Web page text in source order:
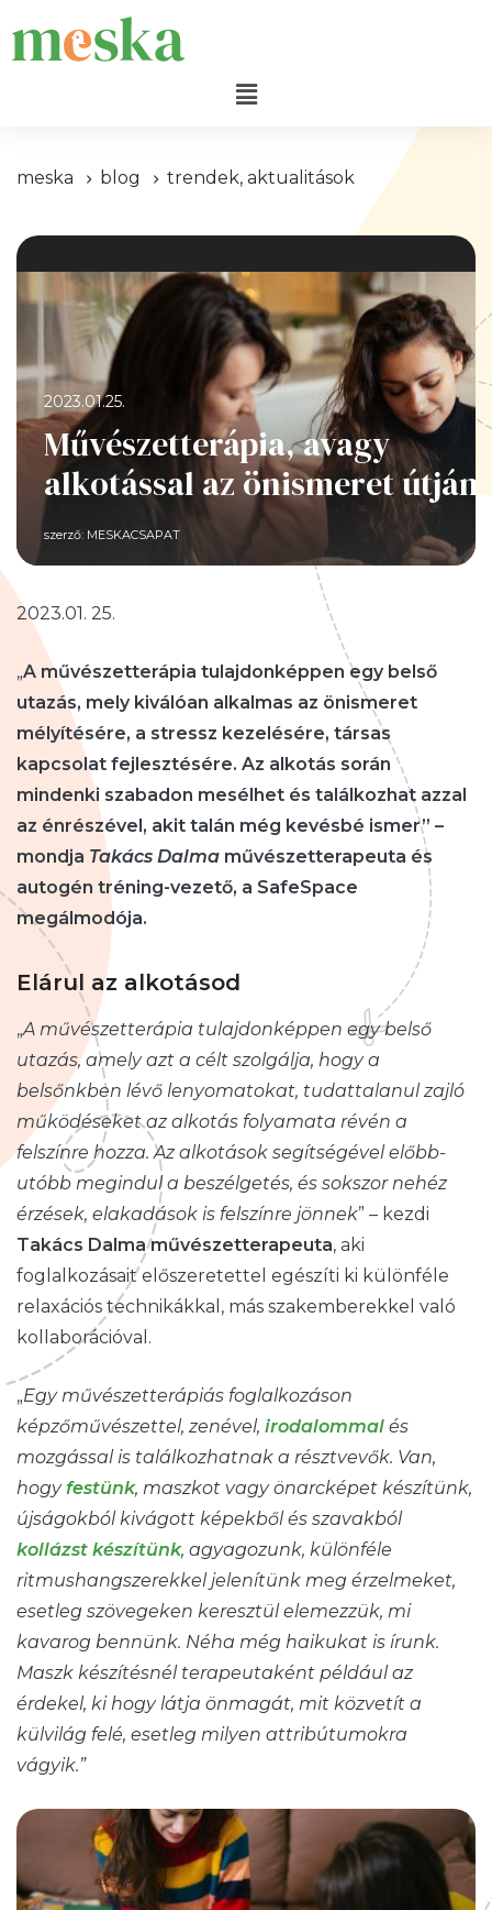
meska blog trendek, aktualitások
2023.01.25.
Művészetterápia, avagy
alkotással az önismeret útján
szerző: MESKACSAPAT
2023.01. 25.
„A művészetterápia tulajdonképpen egy belső
utazás, mely kiválóan alkalmas az önismeret
mélyítésére, a stressz kezelésére, társas
kapcsolat fejlesztésére. Az alkotás során
mindenki szabadon mesélhet és találkozhat azzal
az énrészével, akit talán még kevésbé ismer” –
mondja Takács Dalma művészetterapeuta és
autogén tréning-vezető, a SafeSpace
megálmodója.
Elárul az alkotásod
„A művészetterápia tulajdonképpen egy belső
utazás, amely azt a célt szolgálja, hogy a
belsőnkben lévő lenyomatokat, tudattalanul zajló
működéseket az alkotás folyamata révén a
felszínre hozza. Az alkotások segítségével előbb-
utóbb megindul a beszélgetés, és sokszor nehéz
érzések, elakadások is felszínre jönnek” – kezdi
Takács Dalma művészetterapeuta, aki
foglalkozásait előszeretettel egészíti ki különféle
relaxációs technikákkal, más szakemberekkel való
kollaborációval.
„Egy művészetterápiás foglalkozáson
képzőművészettel, zenével, irodalommal és
mozgással is találkozhatnak a résztvevők. Van,
hogyfestünk, maszkot vagy önarcképet készítünk,
újságokból kivágott képekből és szavakból
kollázst készítünk, agyagozunk, különféle
ritmushangszerekkel jelenítünk meg érzelmeket,
esetleg szövegeken keresztül elemezzük, mi
kavarog bennünk. Néha még haikukat is írunk.
Maszk készítésnél terapeutaként például az
érdekel, ki hogy látja önmagát, mit közvetít a
külvilág felé, esetleg milyen attribútumokra
vágyik.”